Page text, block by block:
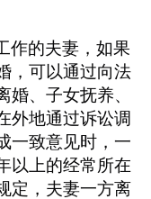
作的夫妻，如果
，可以通过向法
婚、子女抚养、
外地通过诉讼调
一致意见时，一
以上的经常所在
定，夫妻一方离